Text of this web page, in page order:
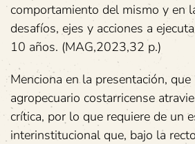
comportamiento del mismo y en
desafíos, ejes y acciones a
10 años. (MAG,2023,32 p.)
Menciona en la presentación, que
agropecuario costarricense
crítica, por lo que requiere de un
interinstitucional que, bajo la